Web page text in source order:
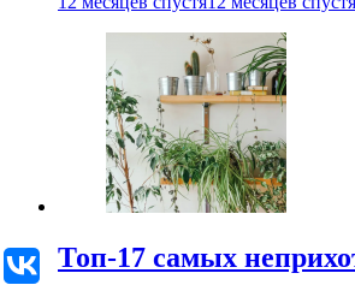
Топ-17 самых